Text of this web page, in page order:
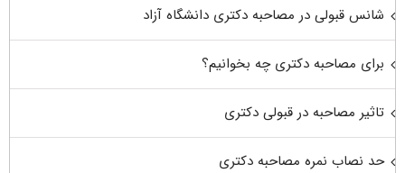
شانس قبولی در مصاحبه دکتری دانشگاه آزاد
برای مصاحبه دکتری چه بخوانیم؟
تاثیر مصاحبه در قبولی دکتری
حد نصاب نمره مصاحبه دکتری